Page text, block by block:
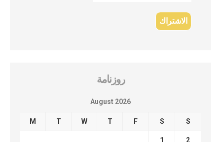
روزنامة
August 2026
M T W T F S S
1 2